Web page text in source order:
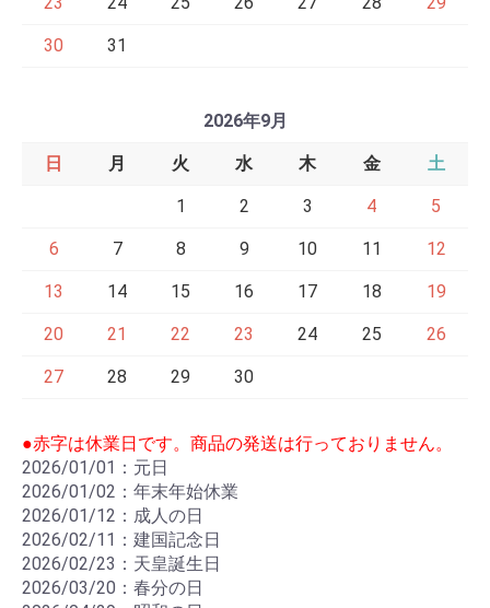
30 31
2026年9月
日 月 火 水 木 金 土
1 2 3 4 5
6 7 8 9 10 11 12
13 14 15 16 17 18 19
20 21 22 23 24 25 26
27 28 29 30
●赤字は休業日です。商品の発送は行っておりません。
2026/01/01：元日
2026/01/02：年末年始休業
2026/01/12：成人の日
2026/02/11：建国記念日
2026/02/23：天皇誕生日
2026/03/20：春分の日